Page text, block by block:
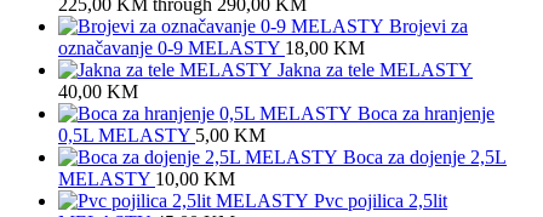
225,00 KM through 290,00 KM
Brojevi za
označavanje 0-9 MELASTY 18,00 KM
Jakna za tele MELASTY
40,00 KM
Boca za hranjenje
0,5L MELASTY 5,00 KM
Boca za dojenje 2,5L
MELASTY 10,00 KM
Pvc pojilica 2,5lit